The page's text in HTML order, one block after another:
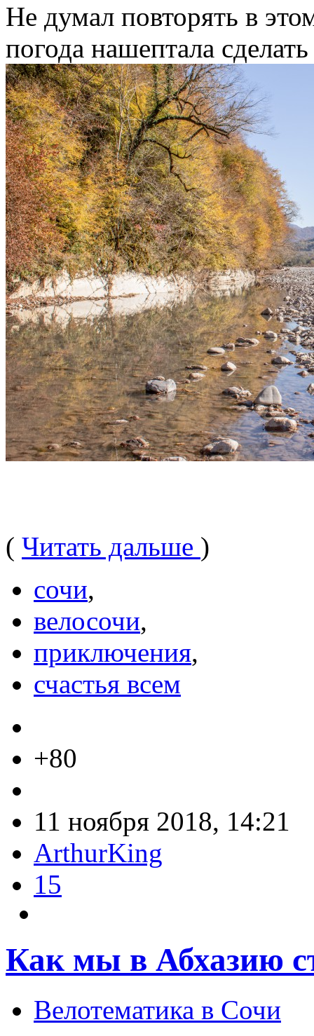
Не думал повторять в
погода нашептала сделать
( Читать дальше )
сочи,
велосочи,
приключения,
счастья всем
+80
11 ноября 2018, 14:21
ArthurKing
15
Как мы в Абхазию
Велотематика в Сочи